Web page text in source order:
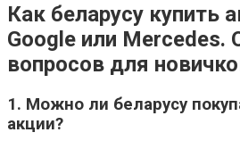
Как беларусу купить
Google или Mercedes.
вопросов для
1. Можно ли беларусу
акции?